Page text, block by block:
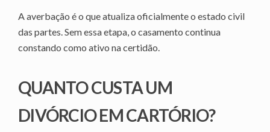
A averbação é o que atualiza oficialmente o estado civil
das partes. Sem essa etapa, o casamento continua
constando como ativo na certidão.
QUANTO CUSTA UM
DIVÓRCIO EM CARTÓRIO?